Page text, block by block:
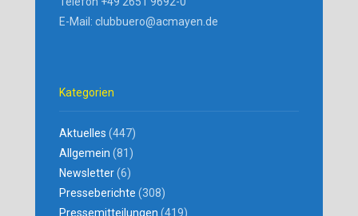
E-Mail: clubbuero@acmayen.de
Kategorien
Aktuelles (447)
Allgemein (81)
Newsletter(6)
Presseberichte (308)
Pressemitteilungen (419)